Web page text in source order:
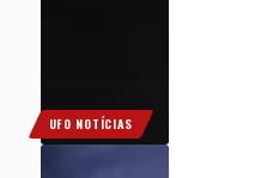
UFO NOTÍCIAS